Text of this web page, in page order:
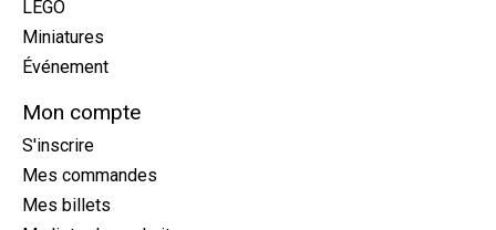
LEGO
Miniatures
Événement
Mon compte
S'inscrire
Mes commandes
Mes billets